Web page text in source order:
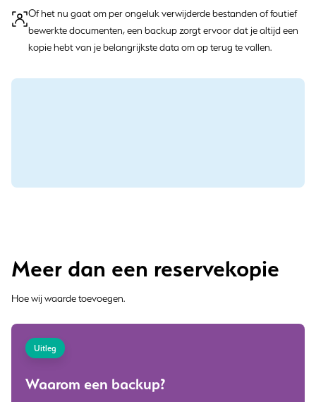
Of het nu gaat om per ongeluk verwijderde bestanden of foutief
bewerkte documenten, een backup zorgt ervoor dat je altijd een
kopie hebt van je belangrijkste data om op terug te vallen.
Meer dan een reservekopie
Hoe wij waarde toevoegen.
Uitleg
Waarom een backup?